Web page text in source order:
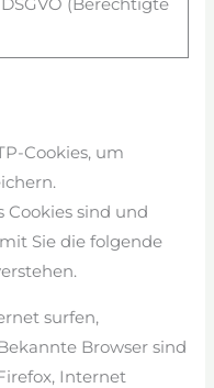
(Berechtigte
Cookies, um
Cookies sind und
Sie die folgende
surfen,
Browser sind
Internet